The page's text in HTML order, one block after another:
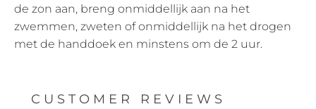
de zon aan, breng onmiddellijk aan na het
zwemmen, zweten of onmiddellijk na het drogen
met de handdoek en minstens om de 2 uur.
CUSTOMER REVIEWS